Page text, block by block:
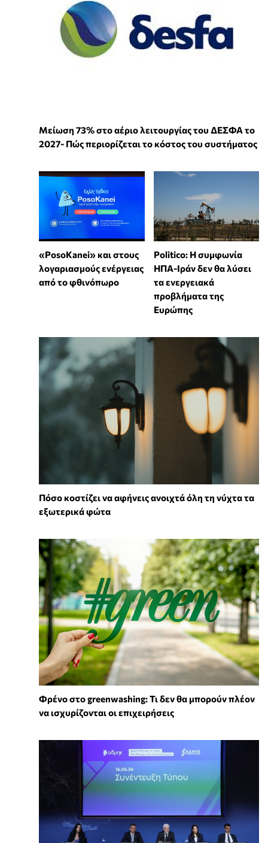
Μείωση 73% στο αέριο λειτουργίας του ΔΕΣΦΑ το
2027- Πώς περιορίζεται το κόστος του συστήματος
«PosoKanei» και στους
λογαριασμούς ενέργειας
από το φθινόπωρο
Politico: Η συμφωνία
ΗΠΑ-Ιράν δεν θα λύσει
τα ενεργειακά
προβλήματα της
Ευρώπης
Πόσο κοστίζει να αφήνεις ανοιχτά όλη τη νύχτα τα
εξωτερικά φώτα
Φρένο στο greenwashing: Τι δεν θα μπορούν πλέον
να ισχυρίζονται οι επιχειρήσεις